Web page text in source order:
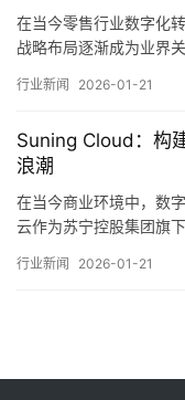
在当今零售行业数字化
战略布局逐渐成为业界
蕴含着对零售本质的深
其可能带来的行业影响
行业新闻 2026-01-21
Suning Cloud：构
浪潮
在当今商业环境中，数
云作为苏宁控股集团旗
业的数字化升级提供了
行业新闻 2026-01-21